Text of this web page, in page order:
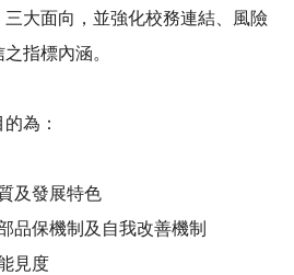
大面向，並強化校務連結、風險
指標內涵。
為：
及發展特色
品保機制及自我改善機制
見度